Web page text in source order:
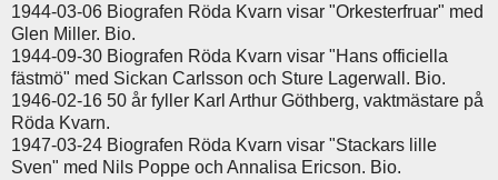
1944-03-06 Biografen Röda Kvarn visar "Orkesterfruar" med
Glen Miller. Bio.
1944-09-30 Biografen Röda Kvarn visar "Hans officiella
fästmö" med Sickan Carlsson och Sture Lagerwall. Bio.
1946-02-16 50 år fyller Karl Arthur Göthberg, vaktmästare på
Röda Kvarn.
1947-03-24 Biografen Röda Kvarn visar "Stackars lille
Sven" med Nils Poppe och Annalisa Ericson. Bio.